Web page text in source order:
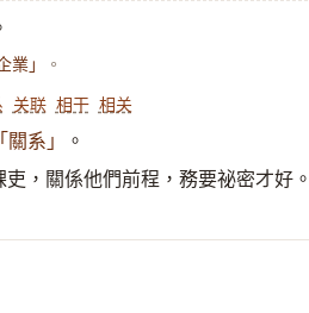
業」 。
关联 相干 相关
「關系」 。
吏，關係他們前程，務要祕密才好。